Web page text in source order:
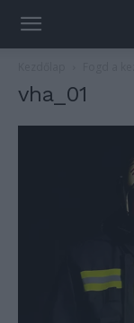
vha_01